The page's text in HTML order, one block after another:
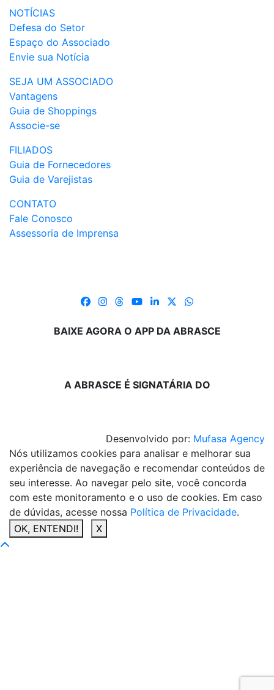
NOTÍCIAS
Defesa do Setor
Espaço do Associado
Envie sua Notícia
SEJA UM ASSOCIADO
Vantagens
Guia de Shoppings
Associe-se
FILIADOS
Guia de Fornecedores
Guia de Varejistas
CONTATO
Fale Conosco
Assessoria de Imprensa
BAIXE AGORA O APP DA ABRASCE
A ABRASCE É SIGNATÁRIA DO
Desenvolvido por: Mufasa Agency
Nós utilizamos cookies para analisar e melhorar sua
experiência de navegação e recomendar conteúdos de
seu interesse. Ao navegar pelo site, você concorda
com este monitoramento e o uso de cookies. Em caso
de dúvidas, acesse nossa Política de Privacidade.
OK, ENTENDI!
X